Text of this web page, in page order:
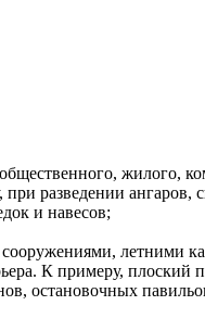
жилого,
разведении
и навесов;
летними
К примеру,
остановочных